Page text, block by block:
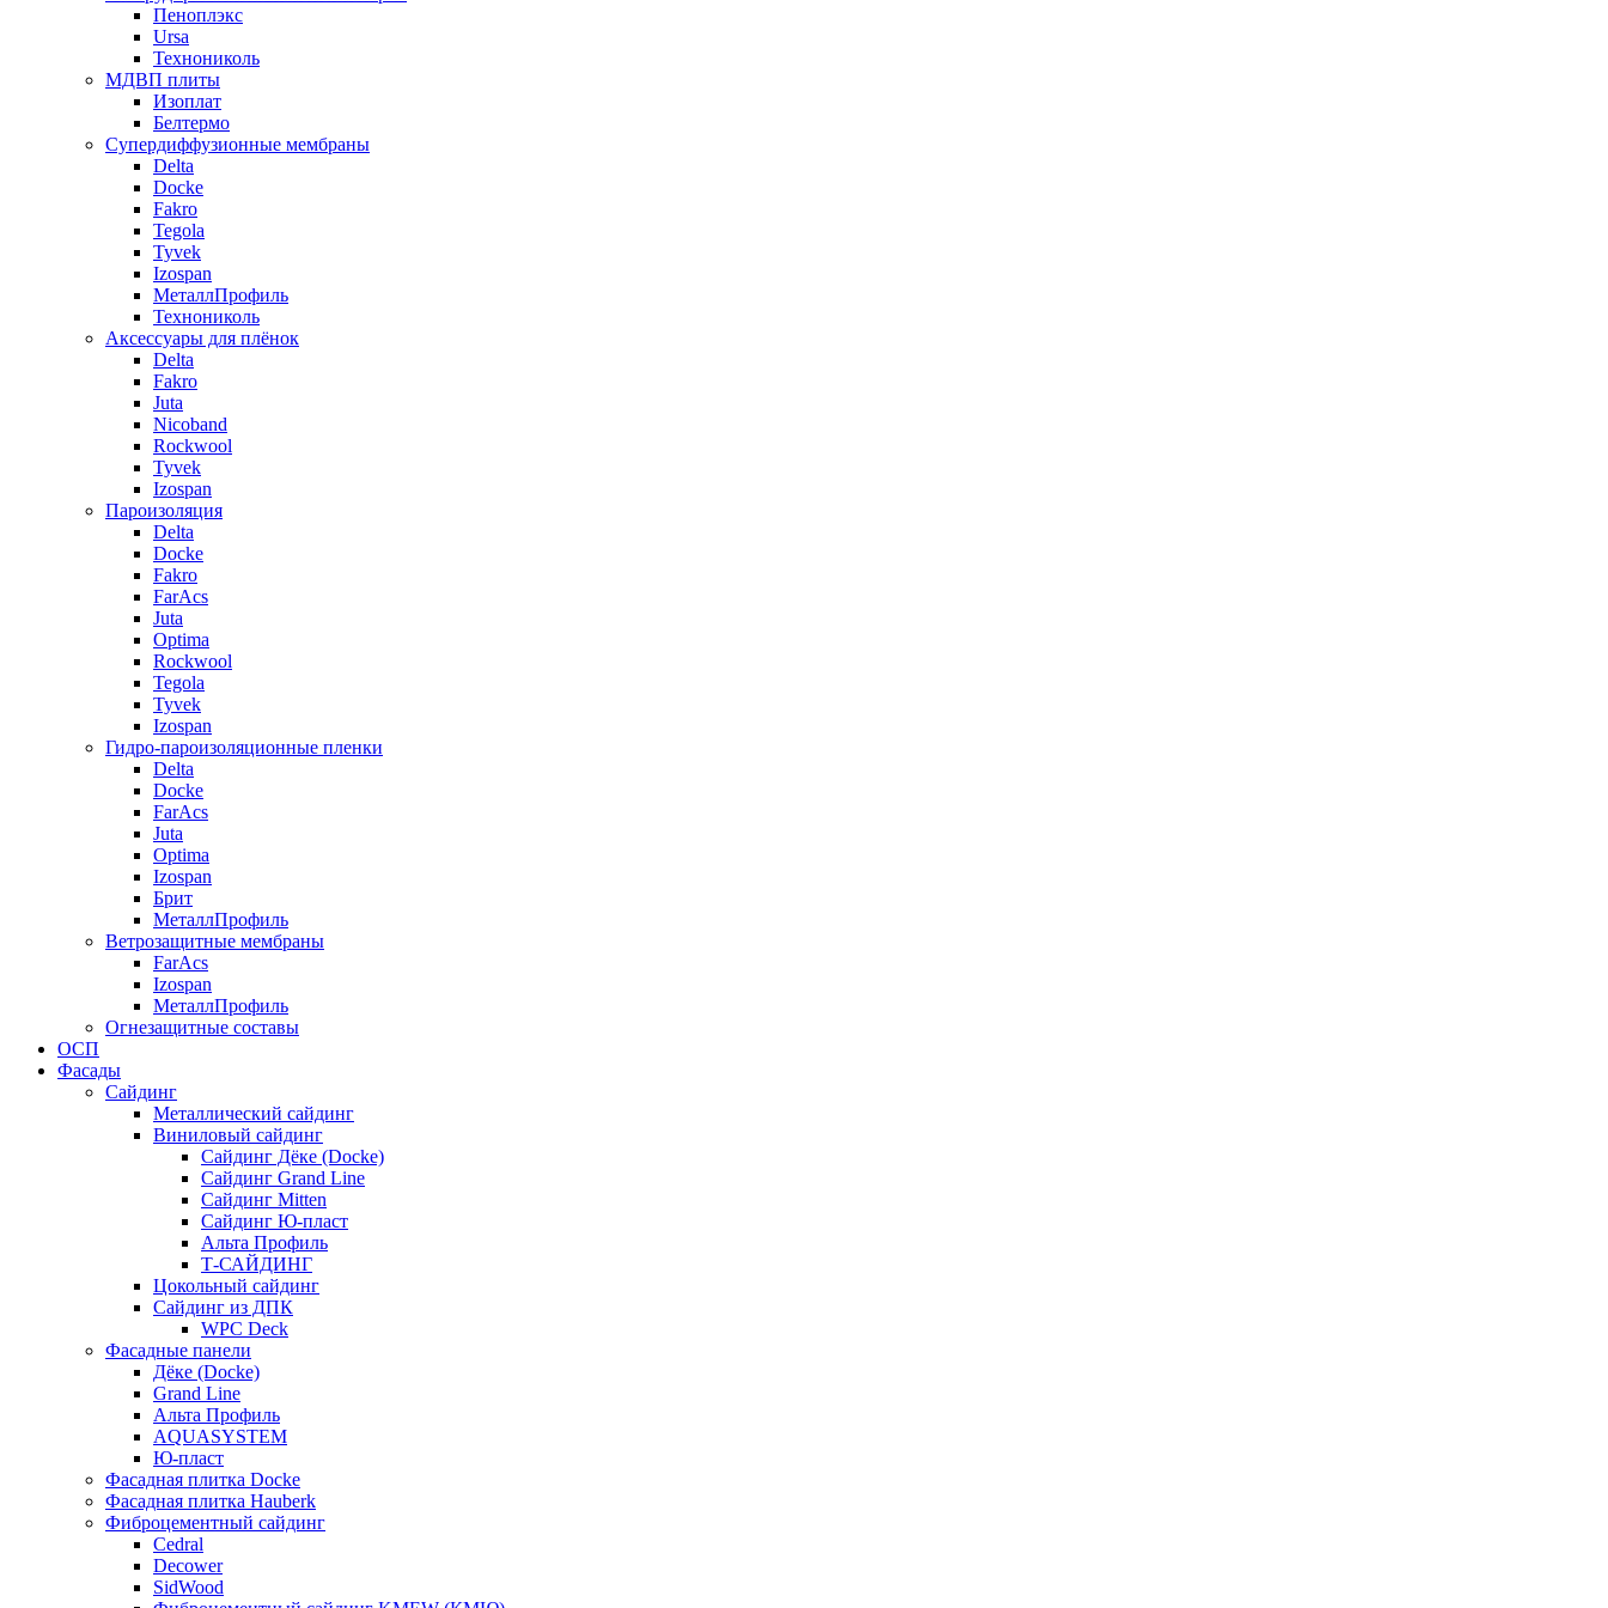
Пеноплэкс
Ursa
Технониколь
МДВП плиты
Изоплат
Белтермо
Супердиффузионные мембраны
Delta
Docke
Fakro
Tegola
Tyvek
Izospan
МеталлПрофиль
Технониколь
Аксессуары для плёнок
Delta
Fakro
Juta
Nicoband
Rockwool
Tyvek
Izospan
Пароизоляция
Delta
Docke
Fakro
FarAcs
Juta
Optima
Rockwool
Tegola
Tyvek
Izospan
Гидро-пароизоляционные пленки
Delta
Docke
FarAcs
Juta
Optima
Izospan
Брит
МеталлПрофиль
Ветрозащитные мембраны
FarAcs
Izospan
МеталлПрофиль
Огнезащитные составы
ОСП
Фасады
Сайдинг
Металлический сайдинг
Виниловый сайдинг
Сайдинг Дёке (Docke)
Сайдинг Grand Line
Сайдинг Mitten
Сайдинг Ю-пласт
Альта Профиль
Т-САЙДИНГ
Цокольный сайдинг
Сайдинг из ДПК
WPC Deck
Фасадные панели
Дёке (Docke)
Grand Line
Альта Профиль
AQUASYSTEM
Ю-пласт
Фасадная плитка Docke
Фасадная плитка Hauberk
Фиброцементный сайдинг
Cedral
Decower
SidWood